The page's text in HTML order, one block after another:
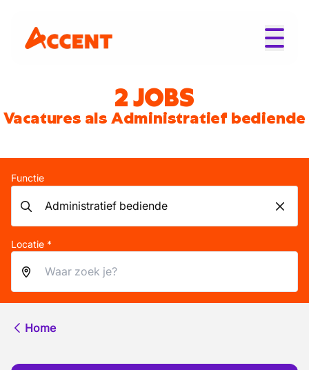
2 JOBS
Vacatures als Administratief bediende
Functie
Locatie *
Home